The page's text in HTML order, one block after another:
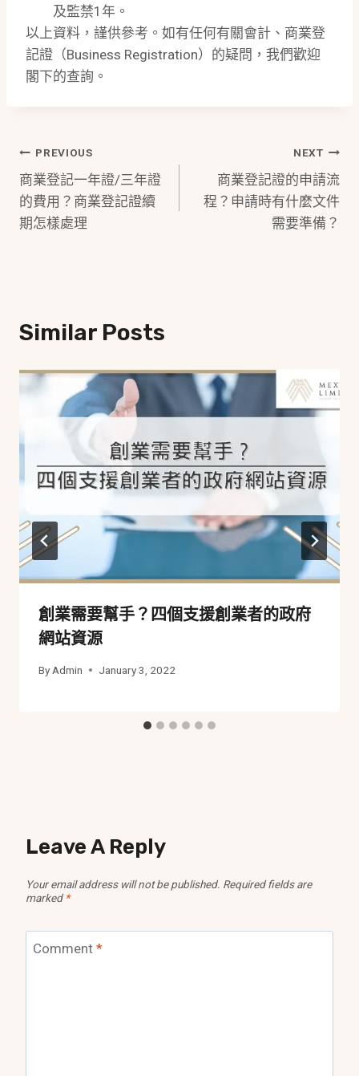
及監禁1年。
以上資料，謹供參考。如有任何有關會計、商業登
記證（Business Registration）的疑問，我們歡迎
閣下的查詢。
Post
Navigation
PREVIOUS
商業登記一年證/三年證
的費用？商業登記證續
期怎樣處理
NEXT
商業登記證的申請流
程？申請時有什麼文件
需要準備？
Similar Posts
創業需要幫手？四個支援創業者的政府
網站資源
By Admin January 3, 2022
Leave A Reply
Your email address will not be published. Required fields are
marked *
Comment *